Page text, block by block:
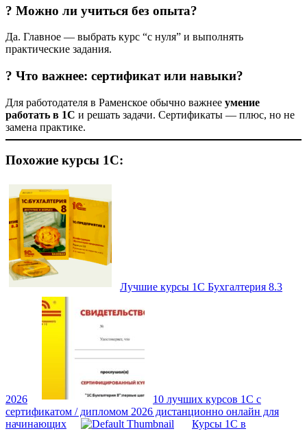
? Можно ли учиться без опыта?
Да. Главное — выбрать курс “с нуля” и выполнять
практические задания.
? Что важнее: сертификат или навыки?
Для работодателя в Раменское обычно важнее умение
работать в 1С и решать задачи. Сертификаты — плюс, но не
замена практике.
Похожие курсы 1С:
Лучшие курсы 1С Бухгалтерия 8.3
2026
10 лучших курсов 1С с
сертификатом / дипломом 2026 дистанционно онлайн для
начинающих
Курсы 1С в